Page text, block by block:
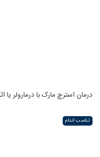
درمان استرچ مارک با
تناسب اندام